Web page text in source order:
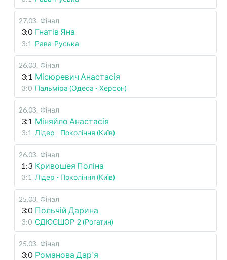
27.03. Фінал
3:0 Гнатів Яна
3:1 Рава-Руська
26.03. Фінал
3:1 Місюревич Анастасія
3:0 Пальміра (Одеса - Херсон)
26.03. Фінал
3:1 Міняйло Анастасія
3:1 Лідер - Покоління (Київ)
26.03. Фінал
1:3 Кривошея Поліна
3:1 Лідер - Покоління (Київ)
25.03. Фінал
3:0 Польчій Дарина
3:0 СДЮСШОР-2 (Рогатин)
25.03. Фінал
3:0 Романова Дар'я